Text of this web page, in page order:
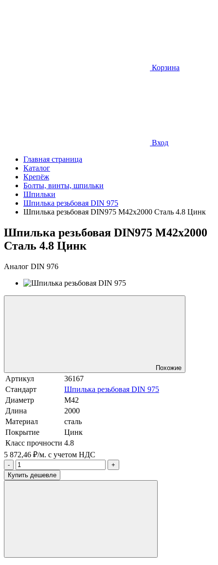
Корзина
Вход
Главная страница
Каталог
Крепёж
Болты, винты, шпильки
Шпильки
Шпилька резьбовая DIN 975
Шпилька резьбовая DIN975 М42х2000 Сталь 4.8 Цинк
Шпилька резьбовая DIN975 М42х2000
Сталь 4.8 Цинк
Аналог DIN 976
Похожие
Артикул
36167
Стандарт
Шпилька резьбовая DIN 975
Диаметр
М42
Длина
2000
Материал
сталь
Покрытие
Цинк
Класс прочности 4.8
5 872,46 ₽/м. с учетом НДС
-
+
Купить дешевле